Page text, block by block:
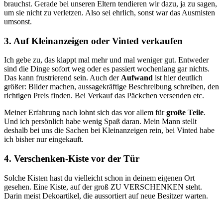
brauchst. Gerade bei unseren Eltern tendieren wir dazu, ja zu sagen,
um sie nicht zu verletzen. Also sei ehrlich, sonst war das Ausmisten
umsonst.
3. Auf Kleinanzeigen oder Vinted verkaufen
Ich gebe zu, das klappt mal mehr und mal weniger gut. Entweder
sind die Dinge sofort weg oder es passiert wochenlang gar nichts.
Das kann frustrierend sein. Auch der Aufwand ist hier deutlich
größer: Bilder machen, aussagekräftige Beschreibung schreiben, den
richtigen Preis finden. Bei Verkauf das Päckchen versenden etc.
Meiner Erfahrung nach lohnt sich das vor allem fürgroße Teile.
Und ich persönlich habe wenig Spaß daran. Mein Mann stellt
deshalb bei uns die Sachen bei Kleinanzeigen rein, bei Vinted habe
ich bisher nur eingekauft.
4. Verschenken-Kiste vor der Tür
Solche Kisten hast du vielleicht schon in deinem eigenen Ort
gesehen. Eine Kiste, auf der groß ZU VERSCHENKEN steht.
Darin meist Dekoartikel, die aussortiert auf neue Besitzer warten.